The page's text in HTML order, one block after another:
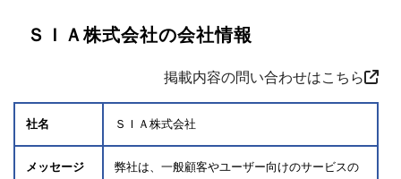
ＳＩＡ株式会社の会社情報
掲載内容の問い合わせはこちら
社名 ＳＩＡ株式会社
メッセージ
弊社は、一般顧客やユーザー向けのサービスの